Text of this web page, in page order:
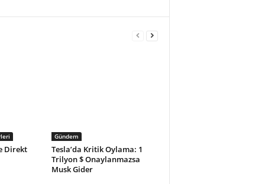
Direkt
Gündem
Tesla’da Kritik Oylama: 1
Trilyon $ Onaylanmazsa
Musk Gider